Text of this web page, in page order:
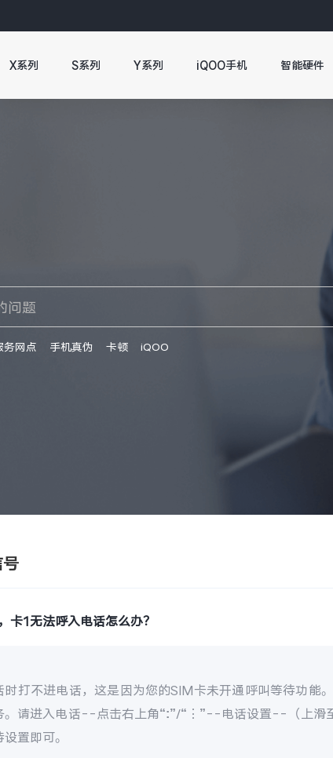
X系列 S系列 Y系列 iQOO手机 智能硬件
务网点 手机真伪 卡顿 iQOO
号
卡1无法呼入电话怎么办？
时打不进电话，这是因为您的SIM卡未开通呼叫等待功能
。请进入电话--点击右上角“:”/“⋮”--电话设置--（上滑
置即可。